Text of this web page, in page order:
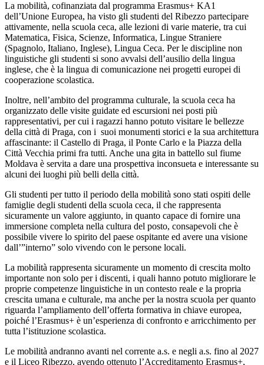
La mobilità, cofinanziata dal programma Erasmus+ KA1
dell’Unione Europea, ha visto gli studenti del Ribezzo partecipare
attivamente, nella scuola ceca, alle lezioni di varie materie, tra cui
Matematica, Fisica, Scienze, Informatica, Lingue Straniere
(Spagnolo, Italiano, Inglese), Lingua Ceca. Per le discipline non
linguistiche gli studenti si sono avvalsi dell’ausilio della lingua
inglese, che è la lingua di comunicazione nei progetti europei di
cooperazione scolastica.
Inoltre, nell’ambito del programma culturale, la scuola ceca ha
organizzato delle visite guidate ed escursioni nei posti più
rappresentativi, per cui i ragazzi hanno potuto visitare le bellezze
della città di Praga, con i suoi monumenti storici e la sua architettura
affascinante: il Castello di Praga, il Ponte Carlo e la Piazza della
Città Vecchia primi fra tutti. Anche una gita in battello sul fiume
Moldava è servita a dare una prospettiva inconsueta e interessante su
alcuni dei luoghi più belli della città.
Gli studenti per tutto il periodo della mobilità sono stati ospiti delle
famiglie degli studenti della scuola ceca, il che rappresenta
sicuramente un valore aggiunto, in quanto capace di fornire una
immersione completa nella cultura del posto, consapevoli che è
possibile vivere lo spirito del paese ospitante ed avere una visione
dall’”interno” solo vivendo con le persone locali.
La mobilità rappresenta sicuramente un momento di crescita molto
importante non solo per i discenti, i quali hanno potuto migliorare le
proprie competenze linguistiche in un contesto reale e la propria
crescita umana e culturale, ma anche per la nostra scuola per quanto
riguarda l’ampliamento dell’offerta formativa in chiave europea,
poiché l’Erasmus+ è un’esperienza di confronto e arricchimento per
tutta l’istituzione scolastica.
Le mobilità andranno avanti nel corrente a.s. e negli a.s. fino al 2027
e il Liceo Ribezzo, avendo ottenuto l’Accreditamento Erasmus+,